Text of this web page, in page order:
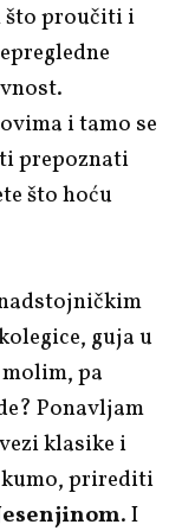
što proučiti i
i tamo se
prepoznati
što hoću
guja u
pa
Ponavljam
klasike i
kumo, prirediti
. I